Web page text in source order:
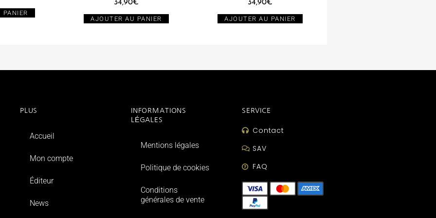
PANIER
34,90€
AJOUTER AU PANIER
34,90€
AJOUTER AU PANIER
PLUS
Accueil
Mon compte
Éditeur
News
INFORMATIONS
LÉGALES
Mentions légales
Politique de cookies
Conditions
générales de vente
SERVICE
Contact
SAV
FAQ